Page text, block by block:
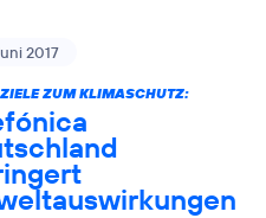
2017
ZUM KLIMASCHUTZ: